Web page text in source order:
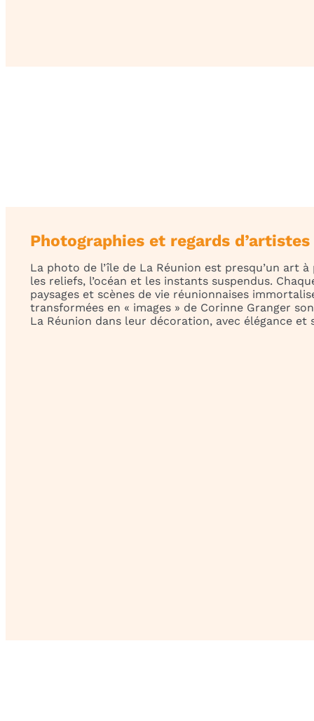
Photographies et regards d’artistes
La photo de l’île de La Réunion est presqu’un art
les reliefs, l’océan et les instants suspendus.
paysages et scènes de vie réunionnaises
transformées en « images » de Corinne Granger
La Réunion dans leur décoration, avec élégance et